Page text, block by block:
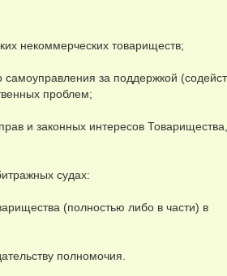
некоммерческих товариществ;
самоуправления за поддержкой
проблем;
и законных интересов Товарищества,
судах:
(полностью либо в части) в
полномочия.